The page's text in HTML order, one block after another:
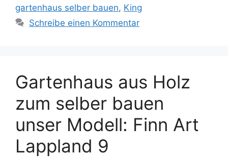
gartenhaus selber bauen, King
Schreibe einen Kommentar
Gartenhaus aus Holz
zum selber bauen
unser Modell: Finn Art
Lappland 9